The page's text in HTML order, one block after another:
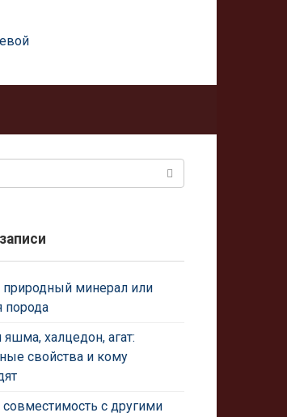
минерал или
порода
халцедон, агат:
свойства и кому
с другими